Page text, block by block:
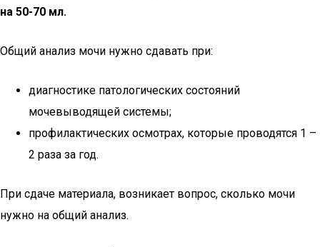
на 50-70 мл.
Общий анализ мочи нужно сдавать при:
диагностике патологических состояний
мочевыводящей системы;
профилактических осмотрах, которые проводятся 1 –
2 раза за год.
При сдаче материала, возникает вопрос, сколько мочи
нужно на общий анализ.